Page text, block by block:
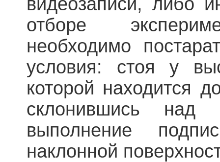
отборе
необходимо
условия: стоя у
которой находится
склонившись над
выполнение
наклонной